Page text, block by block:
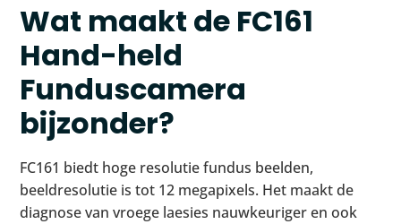
Wat maakt de FC161
Hand-held
Funduscamera
bijzonder?
FC161 biedt hoge resolutie fundus beelden,
beeldresolutie is tot 12 megapixels. Het maakt de
diagnose van vroege laesies nauwkeuriger en ook